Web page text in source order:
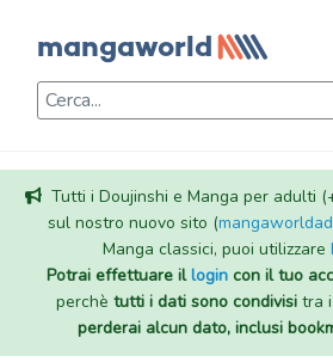
Tutti i Doujinshi e Manga per adulti
sul nostro nuovo sito (
Manga classici, puoi utilizzare
Potrai effettuare illogincon il tuo
perchè tutti i dati sono condivisi tra
perderai alcun dato, inclusi